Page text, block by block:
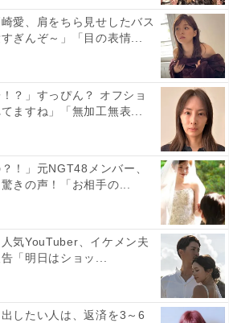
崎愛、肩をちら見せしたバス
ぎんぞ～」「目の表情...
！？」すっぴん？ オフショ
ますね」「無加工無表...
！」元NGT48メンバー、
きの声！「お相手の...
人気YouTuber、イケメン夫
「明日はショッ...
したい人は、返済を3～6